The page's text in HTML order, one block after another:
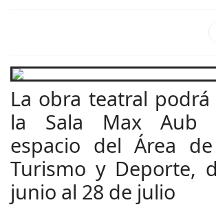
La obra teatral podrá
la Sala Max Aub
espacio del Área
Turismo y Deporte,
junio al 28 de julio